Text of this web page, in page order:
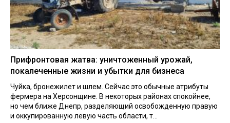
Прифронтовая жатва: уничтоженный урожай,
покалеченные жизни и убытки для бизнеса
Чуйка, бронежилет и шлем. Сейчас это обычные атрибуты
фермера на Херсонщине. В некоторых районах спокойнее,
но чем ближе Днепр, разделяющий освобожденную правую
и оккупированную левую часть области, т...